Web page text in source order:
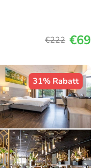
€222 €69
31% Rabatt